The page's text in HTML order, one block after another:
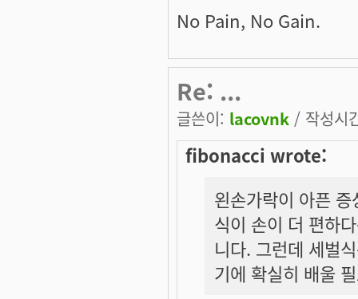
No Pain, No Gain.
Re: ...
글쓴이: lacovnk / 작성시
fibonacci wrote:
왼손가락이 아픈
식이 손이 더 편하
니다. 그런데 세벌
기에 확실히 배울